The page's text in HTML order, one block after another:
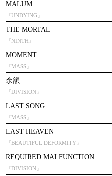
MALUM
『UNDYING』
THE MORTAL
『NINTH』
MOMENT
『MASS』
余韻
『DIVISION』
LAST SONG
『MASS』
LAST HEAVEN
『BEAUTIFUL DEFORMITY』
REQUIRED MALFUNCTION
『DIVISION』